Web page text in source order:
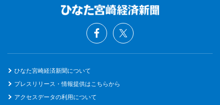
ひなた宮崎経済新聞について
プレスリリース・情報提供はこちらから
アクセスデータの利用について